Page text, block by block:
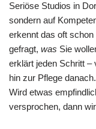
Seriöse Studios in
sondern auf
erkennt das oft
gefragt, was Sie
erklärt jeden Schritt –
hin zur Pflege
Wird etwas
versprochen, dann